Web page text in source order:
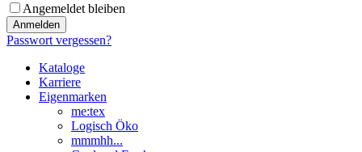
Angemeldet bleiben
Anmelden
Passwort vergessen?
Kataloge
Karriere
Eigenmarken
me:tex
Logisch Öko
mmmhh...